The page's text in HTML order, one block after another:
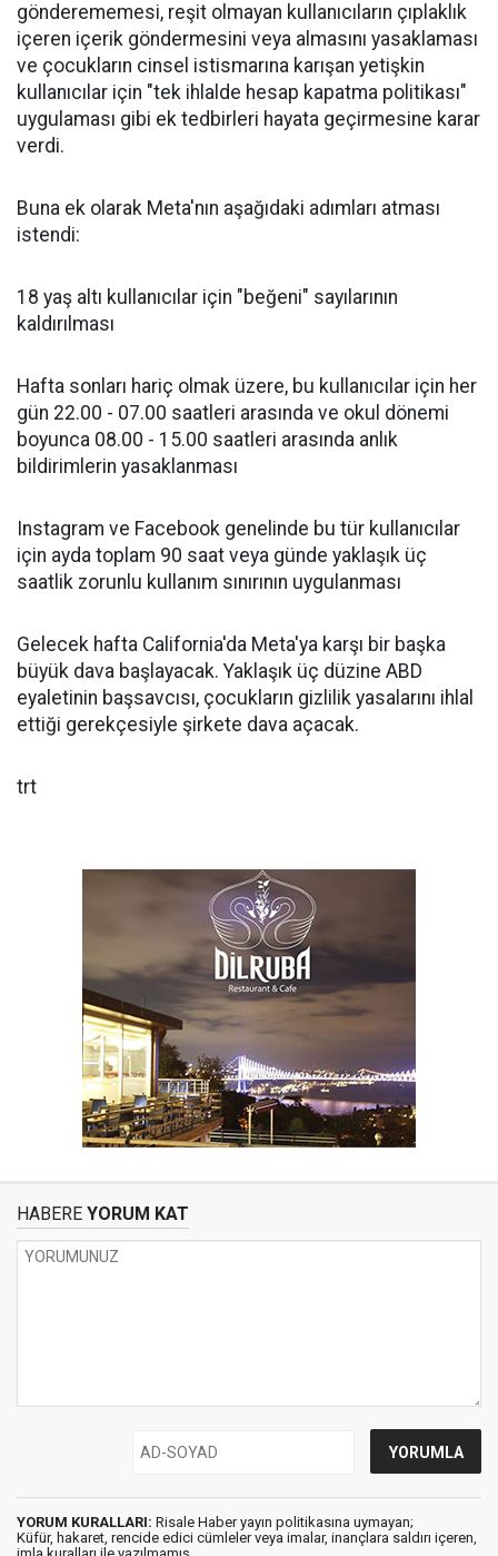
gönderememesi, reşit olmayan kullanıcıların çıplaklık
içeren içerik göndermesini veya almasını yasaklaması
ve çocukların cinsel istismarına karışan yetişkin
kullanıcılar için "tek ihlalde hesap kapatma politikası"
uygulaması gibi ek tedbirleri hayata geçirmesine karar
verdi.
Buna ek olarak Meta'nın aşağıdaki adımları atması
istendi:
18 yaş altı kullanıcılar için "beğeni" sayılarının
kaldırılması
Hafta sonları hariç olmak üzere, bu kullanıcılar için her
gün 22.00 - 07.00 saatleri arasında ve okul dönemi
boyunca 08.00 - 15.00 saatleri arasında anlık
bildirimlerin yasaklanması
Instagram ve Facebook genelinde bu tür kullanıcılar
için ayda toplam 90 saat veya günde yaklaşık üç
saatlik zorunlu kullanım sınırının uygulanması
Gelecek hafta California'da Meta'ya karşı bir başka
büyük dava başlayacak. Yaklaşık üç düzine ABD
eyaletinin başsavcısı, çocukların gizlilik yasalarını ihlal
ettiği gerekçesiyle şirkete dava açacak.
trt
HABERE YORUM KAT
YORUM KURALLARI: Risale Haber yayın politikasına uymayan;
Küfür, hakaret, rencide edici cümleler veya imalar, inançlara saldırı içeren,